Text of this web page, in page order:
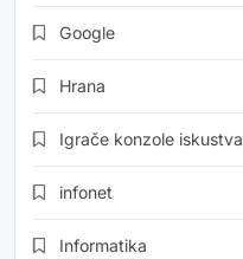
Google
Hrana
Igrače konzole iskustva
infonet
Informatika